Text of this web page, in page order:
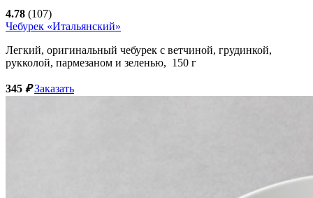
4.78 (107)
Чебурек «Итальянский»
Легкий, оригинальный чебурек с ветчиной, грудинкой,
рукколой, пармезаном и зеленью, 150 г
345 ₽ Заказать